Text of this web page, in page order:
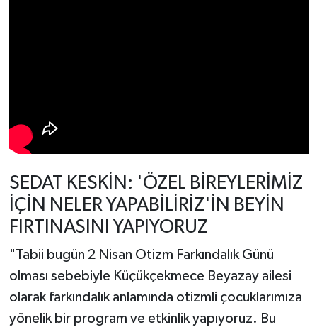
SEDAT KESKİN: 'ÖZEL BİREYLERİMİZ
İÇİN NELER YAPABİLİRİZ'İN BEYİN
FIRTINASINI YAPIYORUZ
"Tabii bugün 2 Nisan Otizm Farkındalık Günü
olması sebebiyle Küçükçekmece Beyazay ailesi
olarak farkındalık anlamında otizmli çocuklarımıza
yönelik bir program ve etkinlik yapıyoruz. Bu